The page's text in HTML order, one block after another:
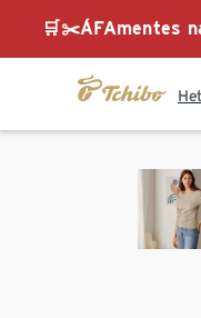
🛒✂️ÁFAmentes